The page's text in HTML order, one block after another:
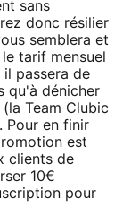
sans
donc résilier
semblera et
tarif mensuel
passera de
qu'à dénicher
Team Clubic
Pour en finir
est
clients de
10€
pour